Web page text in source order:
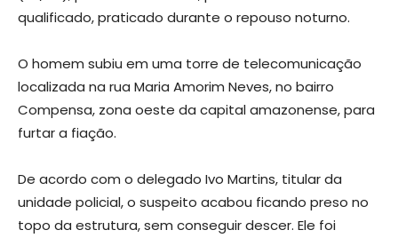
qualificado, praticado durante o repouso noturno.
O homem subiu em uma torre de telecomunicação
localizada na rua Maria Amorim Neves, no bairro
Compensa, zona oeste da capital amazonense, para
furtar a fiação.
De acordo com o delegado Ivo Martins, titular da
unidade policial, o suspeito acabou ficando preso no
topo da estrutura, sem conseguir descer. Ele foi